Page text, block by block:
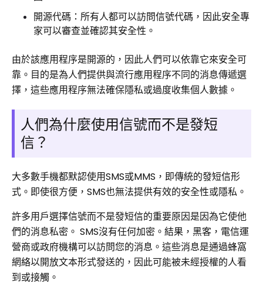
開源代碼：所有人都可以訪問信號代碼，因此安全專
家可以審查並確認其安全性。
由於該應用程序是開源的，因此人們可以依靠它來安全可
靠。目的是為人們提供與流行應用程序不同的消息傳遞選
擇，這些應用程序無法確保隱私或過度收集個人數據。
人們為什麼使用信號而不是發短
信？
大多數手機都默認使用SMS或MMS，即傳統的發短信形
式。即使很方便，SMS也無法提供有效的安全性或隱私。
許多用戶選擇信號而不是發短信的重要原因是因為它使他
們的消息私密。 SMS沒有任何加密。結果，黑客，電信運
營商或政府機構可以訪問您的消息。這些消息是通過蜂窩
網絡以開放文本形式發送的，因此可能被未經授權的人看
到或接觸。